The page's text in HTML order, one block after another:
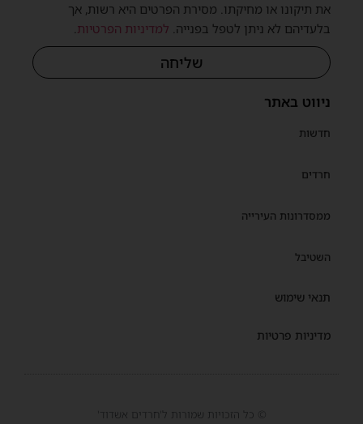
ניווט באתר
חדשות
חרדים
ממסדרונות העירייה
השטיבל
תנאי שימוש
מדיניות פרטיות
את תיקונו או מחיקתו. מסירת הפרטים היא רשות, אך
בלעדיהם לא ניתן לטפל בפנייה. למדיניות הפרטיות.
שליחה
© כל הזכויות שמורות ל'חרדים אשדוד'